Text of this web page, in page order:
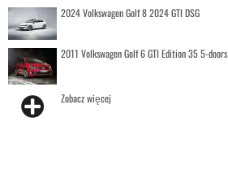
2024 Volkswagen Golf 8 2024 GTI DSG
2011 Volkswagen Golf 6 GTI Edition 35 5-doors
Zobacz więcej